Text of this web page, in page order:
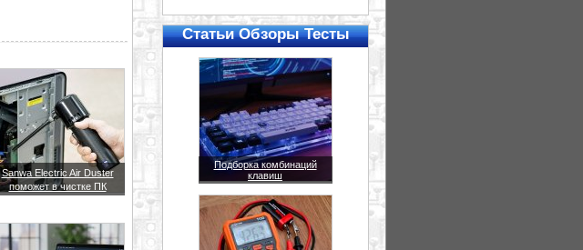
Sanwa Electric Air Duster
поможет в чистке ПК
Статьи Обзоры Тесты
Подборка комбинаций
клавиш